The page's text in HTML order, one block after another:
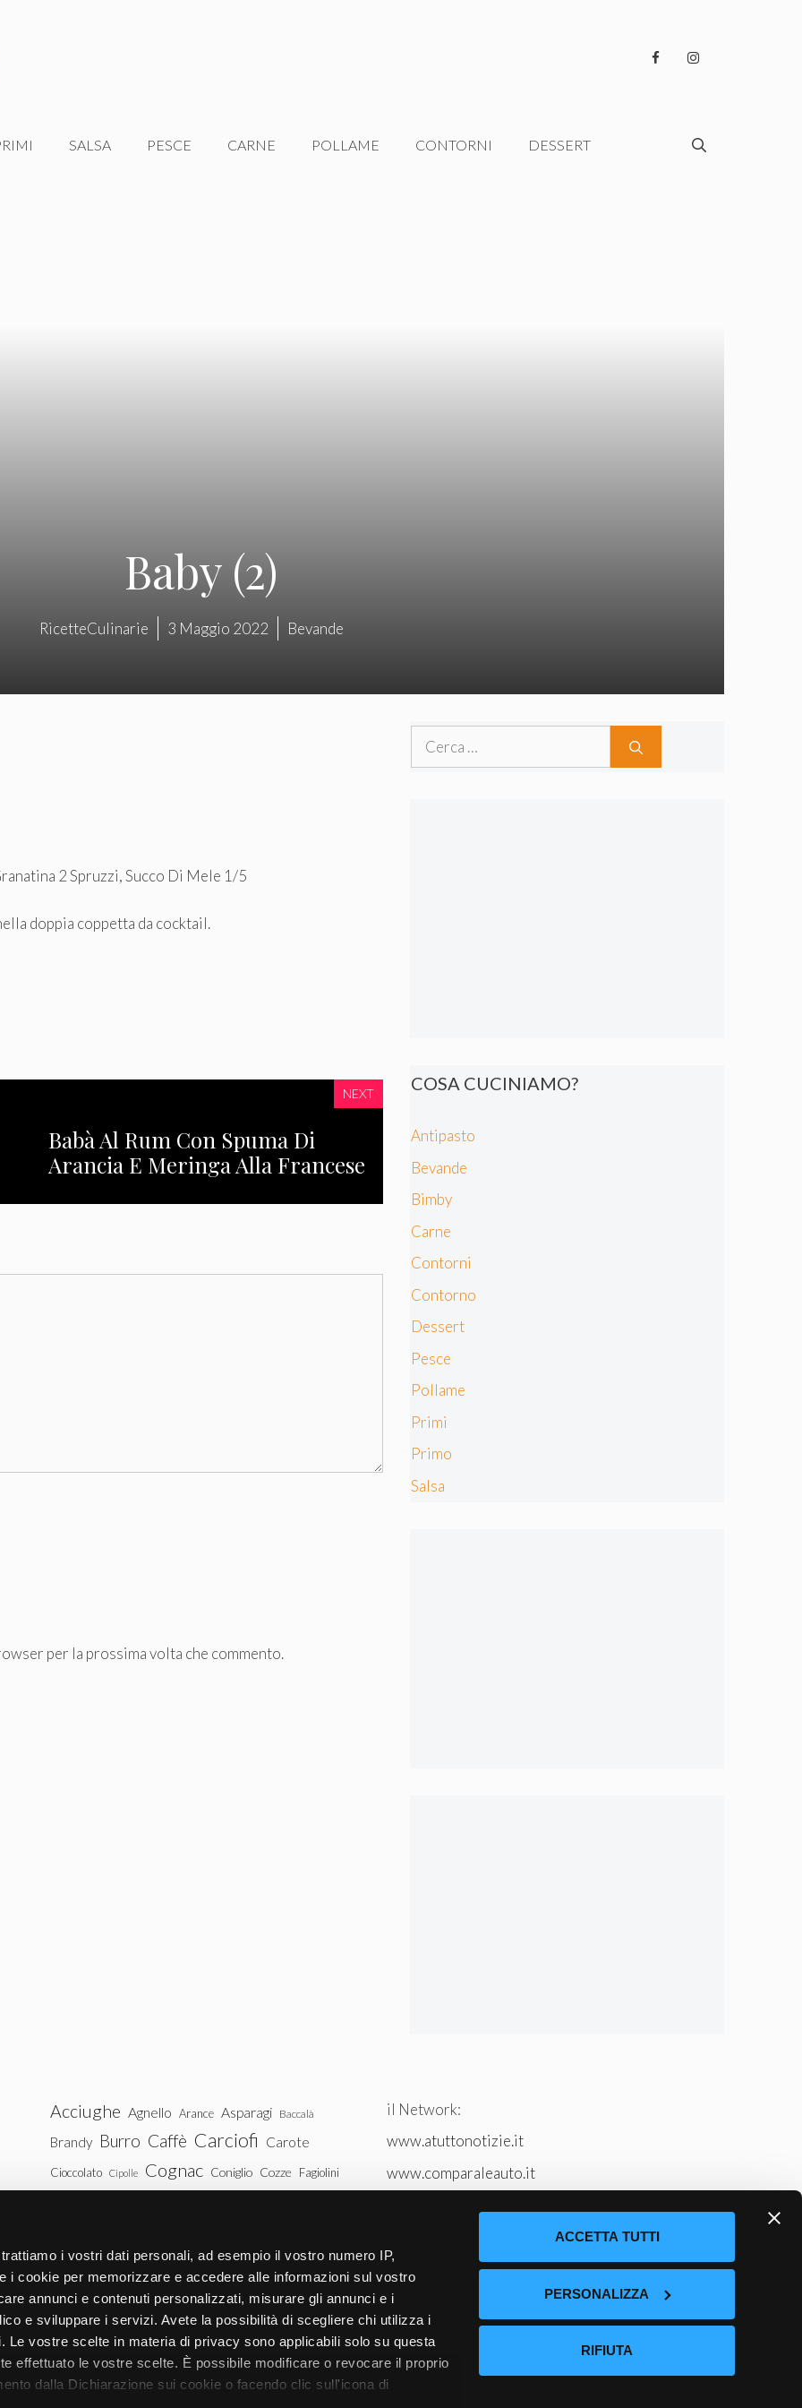
trattiamo i vostri dati personali, ad esempio il vostro numero IP,
i cookie per memorizzare e accedere alle informazioni sul vostro
annunci e contenuti personalizzati, misurare gli annunci e i
e sviluppare i servizi. Avete la possibilità di scegliere chi utilizza i
Le vostre scelte in materia di privacy sono applicabili solo su questa
effettuato le vostre scelte. È possibile modificare o revocare il proprio
dalla Dichiarazione sui cookie o facendo clic sull'icona di
ACCETTA TUTTI
PERSONALIZZA
RIFIUTA
SALSA PESCE CARNE POLLAME CONTORNI DESSERT
Baby (2)
RicetteCulinarie 3 Maggio 2022 Bevande
2 Spruzzi, Succo Di Mele 1/5
doppia coppetta da cocktail.
NEXT
Babà Al Rum Con Spuma Di
Arancia E Meringa Alla Francese
per la prossima volta che commento.
Ricerca
COSA CUCINIAMO?
Antipasto
Bevande
Bimby
Carne
Contorni
Contorno
Dessert
Pesce
Pollame
Primi
Primo
Salsa
Acciughe Agnello Arance Asparagi Baccalà
Brandy Burro Caffè Carciofi Carote
Cioccolato Cipolle Cognac Coniglio Cozze Fagiolini
Patate Peperoni Piselli Pollo
Pomodori Ricotta Rum
Spinaci Tacchino Tonno Uova Vitello
Vodka Whisky Zucca Zucchine
il Network:
www.atuttonotizie.it
www.comparaleauto.it